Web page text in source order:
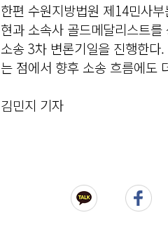
한편 수원지방법원 제14민사
현과 소속사 골드메달리스트
소송 3차 변론기일을 진행한
는 점에서 향후 소송 흐름에도
김민지 기자